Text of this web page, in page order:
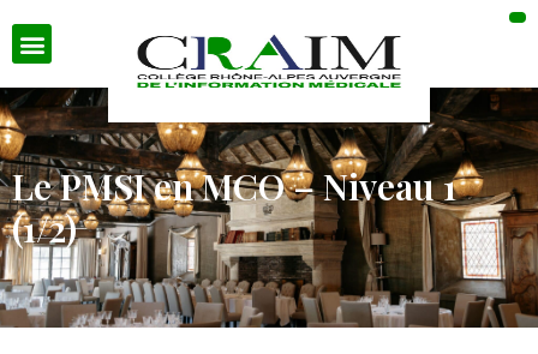
Le PMSI en MCO – Niveau 1
(1/2)